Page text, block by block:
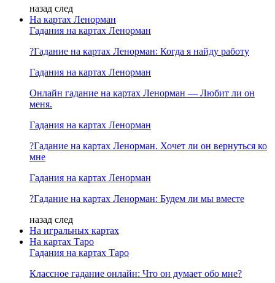
назад след
На картах Ленорман
Гадания на картах Ленорман
?Гадание на картах Ленорман: Когда я найду работу
Гадания на картах Ленорман
Онлайн гадание на картах Ленорман — Любит ли он
меня.
Гадания на картах Ленорман
?Гадание на картах Ленорман. Хочет ли он вернуться ко
мне
Гадания на картах Ленорман
?Гадание на картах Ленорман: Будем ли мы вместе
назад след
На игральных картах
На картах Таро
Гадания на картах Таро
Классное гадание онлайн: Что он думает обо мне?